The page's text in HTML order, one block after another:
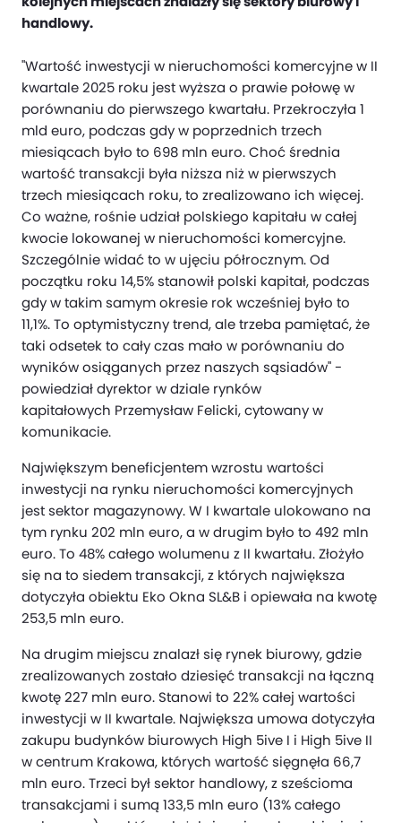
handlowy.
"Wartość inwestycji w nieruchomości komercyjne w II
kwartale 2025 roku jest wyższa o prawie połowę w
porównaniu do pierwszego kwartału. Przekroczyła 1
mld euro, podczas gdy w poprzednich trzech
miesiącach było to 698 mln euro. Choć średnia
wartość transakcji była niższa niż w pierwszych
trzech miesiącach roku, to zrealizowano ich więcej.
Co ważne, rośnie udział polskiego kapitału w całej
kwocie lokowanej w nieruchomości komercyjne.
Szczególnie widać to w ujęciu półrocznym. Od
początku roku 14,5% stanowił polski kapitał, podczas
gdy w takim samym okresie rok wcześniej było to
11,1%. To optymistyczny trend, ale trzeba pamiętać, że
taki odsetek to cały czas mało w porównaniu do
wyników osiąganych przez naszych sąsiadów" -
powiedział dyrektor w dziale rynków
kapitałowych Przemysław Felicki, cytowany w
komunikacie.
Największym beneficjentem wzrostu wartości
inwestycji na rynku nieruchomości komercyjnych
jest sektor magazynowy. W I kwartale ulokowano na
tym rynku 202 mln euro, a w drugim było to 492 mln
euro. To 48% całego wolumenu z II kwartału. Złożyło
się na to siedem transakcji, z których największa
dotyczyła obiektu Eko Okna SL&B i opiewała na kwotę
253,5 mln euro.
Na drugim miejscu znalazł się rynek biurowy, gdzie
zrealizowanych zostało dziesięć transakcji na łączną
kwotę 227 mln euro. Stanowi to 22% całej wartości
inwestycji w II kwartale. Największa umowa dotyczyła
zakupu budynków biurowych High 5ive I i High 5ive II
w centrum Krakowa, których wartość sięgnęła 66,7
mln euro. Trzeci był sektor handlowy, z sześcioma
transakcjami i sumą 133,5 mln euro (13% całego